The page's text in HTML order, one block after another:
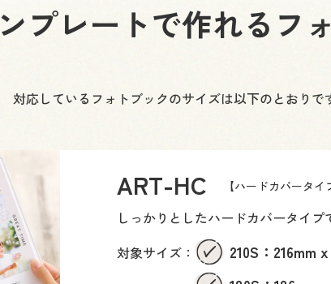
プレートで作れるフ
対応しているフォトブックのサイズは以下のとおりで
ART-HC 【ハードカバータイ
しっかりとしたハードカバータイプ
対象サイズ：
210S：216mm